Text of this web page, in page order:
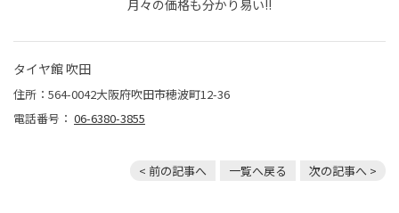
月々の価格も分かり易い!!
タイヤ館 吹田
住所：564-0042大阪府吹田市穂波町12-36
電話番号： 06-6380-3855
< 前の記事へ 一覧へ戻る 次の記事へ >